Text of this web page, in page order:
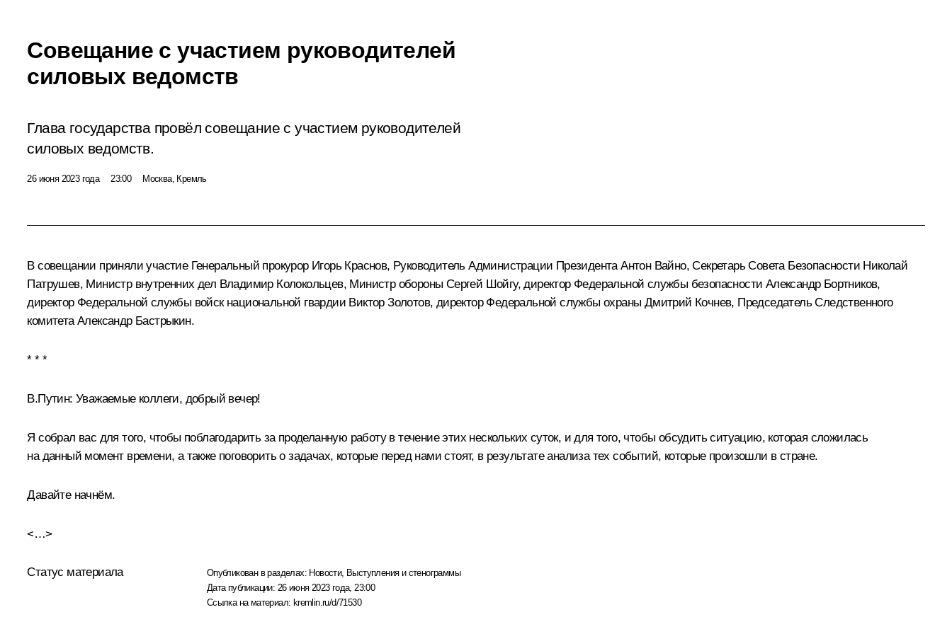
Совещание с участием руководителей
силовых ведомств
Глава государства провёл совещание с участием руководителей
силовых ведомств.
26 июня 2023 года 23:00 Москва, Кремль
В совещании приняли участие Генеральный прокурор Игорь Краснов, Руководитель Администрации ПрезидентаАнтон Вайно, Секретарь Совета Безопасности Николай
Патрушев, Министр внутренних дел Владимир Колокольцев, Министр обороны Сергей Шойгу, директор Федеральной службы безопасности Александр Бортников,
директор Федеральной службы войск национальной гвардии Виктор Золотов, директор Федеральной службы охраны Дмитрий Кочнев, Председатель Следственного
комитета Александр Бастрыкин.
* * *
В.Путин: Уважаемые коллеги, добрый вечер!
Я собрал вас для того, чтобы поблагодарить за проделанную работу в течение этих нескольких суток, и для того, чтобы обсудить ситуацию, которая сложилась
на данный момент времени, а также поговорить о задачах, которые перед нами стоят, в результате анализа тех событий, которые произошли в стране.
Давайте начнём.
<…>
Статус материала Опубликован в разделах: Новости, Выступления и стенограммы
Дата публикации: 26 июня 2023 года, 23:00
Ссылка на материал: kremlin.ru/d/71530